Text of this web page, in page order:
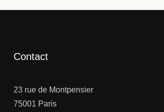
Contact
23 rue de Montpensier
75001 Paris